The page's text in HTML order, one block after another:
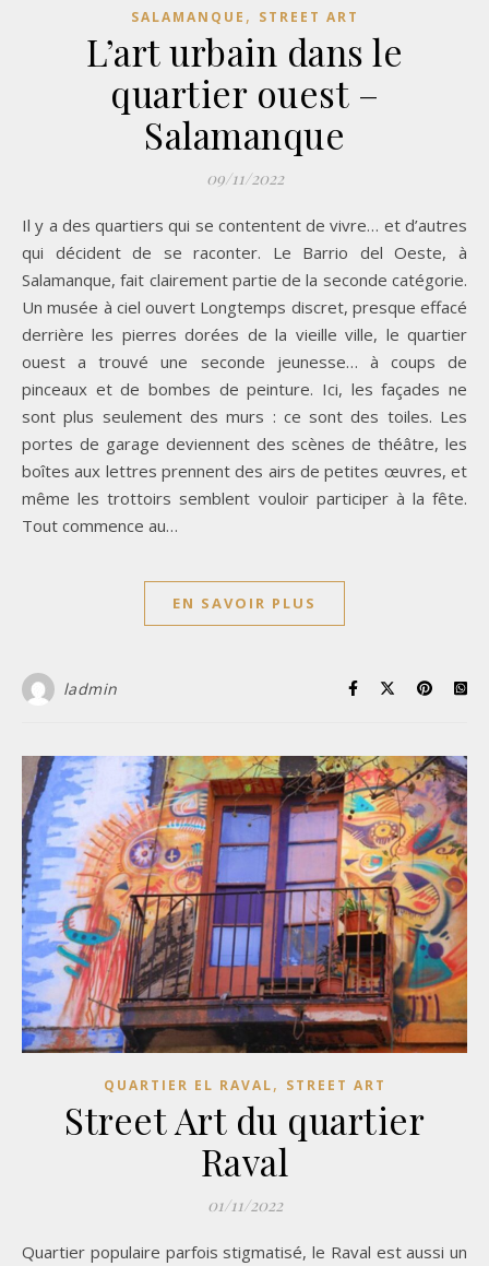
SALAMANQUE , STREET ART
L’art urbain dans le
quartier ouest –
Salamanque
09/11/2022
Il y a des quartiers qui se contentent de vivre… et d’autres
qui décident de se raconter. Le Barrio del Oeste, à
Salamanque, fait clairement partie de la seconde catégorie.
Un musée à ciel ouvert Longtemps discret, presque effacé
derrière les pierres dorées de la vieille ville, le quartier
ouest a trouvé une seconde jeunesse… à coups de
pinceaux et de bombes de peinture. Ici, les façades ne
sont plus seulement des murs : ce sont des toiles. Les
portes de garage deviennent des scènes de théâtre, les
boîtes aux lettres prennent des airs de petites œuvres, et
même les trottoirs semblent vouloir participer à la fête.
Tout commence au…
EN SAVOIR PLUS
ladmin
QUARTIER EL RAVAL, STREET ART
Street Art du quartier
Raval
01/11/2022
Quartier populaire parfois stigmatisé, le Raval est aussi un